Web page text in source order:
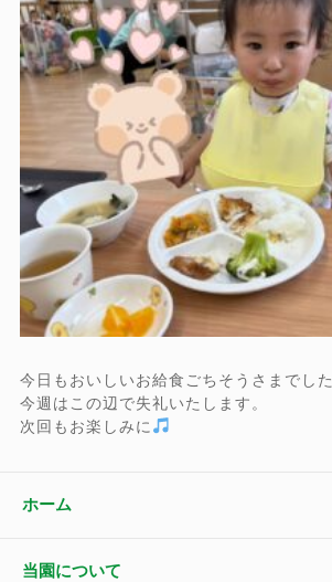
今日もおいしいお給食ごちそうさまでした
今週はこの辺で失礼いたします。
次回もお楽しみに
ホーム
当園について